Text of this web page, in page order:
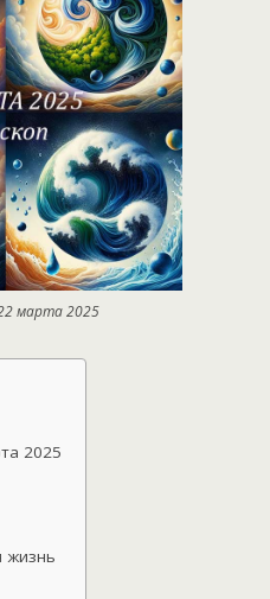
марта 2025
2025
жизнь